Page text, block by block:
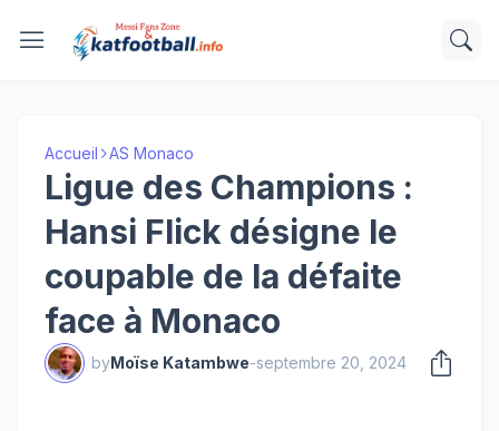
Accueil AS Monaco
Ligue des Champions :
Hansi Flick désigne le
coupable de la défaite
face à Monaco
byMoïse Katambwe-septembre 20, 2024